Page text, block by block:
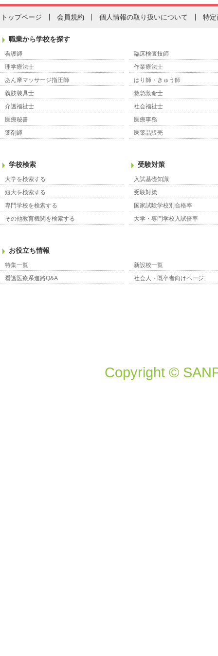
トップページ 会員規約 個人情報の取り扱いについて 特定
職業から学校を探す
看護師
臨床検査技師
理学療法士
作業療法士
あん摩マッサージ指圧師
はり師・きゅう師
義肢装具士
救急救命士
介護福祉士
社会福祉士
医療秘書
医療事務
薬剤師
医薬品販売
学校検索
大学を検索する
短大を検索する
専門学校を検索する
その他教育機関を検索する
受験対策
入試基礎知識
受験対策
国家試験学校別合格率
大学・専門学校入試倍率
お役立ち情報
特集一覧
新設校一覧
看護医療系進路Q&A
社会人・既卒者向けページ
Copyright ©